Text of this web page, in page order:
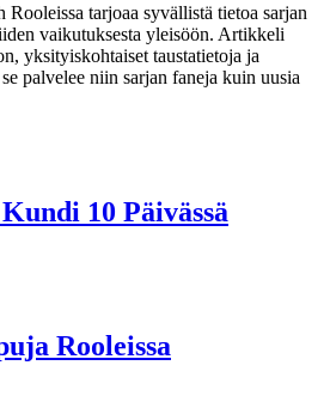
tarjoaa syvällistä tietoa sarjan
vaikutuksesta yleisöön. Artikkeli
yksityiskohtaiset taustatietoja ja
palvelee niin sarjan faneja kuin uusia
10 Päivässä
Rooleissa